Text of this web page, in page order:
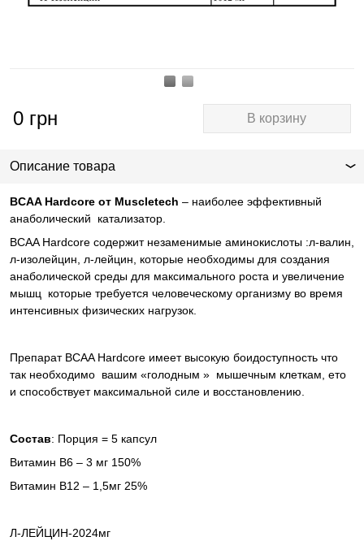
0 грн В корзину
Описание товара
BCAA Hardcore от Muscletech – наиболее эффективный
анаболический катализатор.
BCAA Hardcore содержит незаменимые аминокислоты :л-валин,
л-изолейцин, л-лейцин, которые необходимы для создания
анаболической среды для максимального роста и увеличение
мышц которые требуется человеческому организму во время
интенсивных физических нагрузок.
Препарат BCAA Hardcore имеет высокую боидоступность что
так необходимо вашим «голодным » мышечным клеткам, ето
и способствует максимальной силе и восстановлению.
Состав: Порция = 5 капсул
Витамин В6 – 3 мг 150%
Витамин В12 – 1,5мг 25%
Л-ЛЕЙЦИН-2024мг